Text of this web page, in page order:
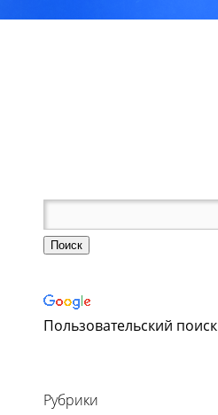
Пользовательский поиск
Рубрики